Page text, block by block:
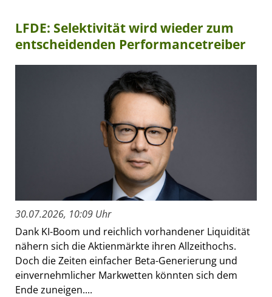
LFDE: Selektivität wird wieder zum
entscheidenden Performancetreiber
30.07.2026, 10:09 Uhr
Dank KI-Boom und reichlich vorhandener Liquidität
nähern sich die Aktienmärkte ihren Allzeithochs.
Doch die Zeiten einfacher Beta-Generierung und
einvernehmlicher Markwetten könnten sich dem
Ende zuneigen....